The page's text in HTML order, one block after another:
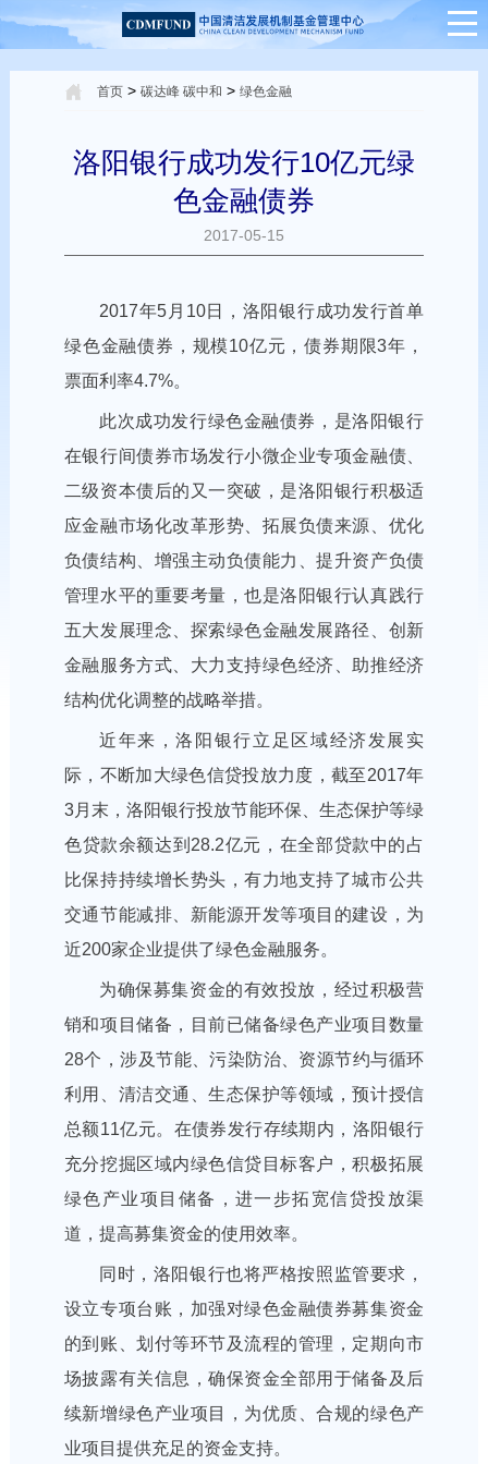
首页> 碳达峰 碳中和 > 绿色金融
洛阳银行成功发行10亿元绿
色金融债券
2017-05-15
2017年5月10日，洛阳银行成功发行首单
绿色金融债券，规模10亿元，债券期限3年，
票面利率4.7%。
此次成功发行绿色金融债券，是洛阳银行
在银行间债券市场发行小微企业专项金融债、
二级资本债后的又一突破，是洛阳银行积极适
应金融市场化改革形势、拓展负债来源、优化
负债结构、增强主动负债能力、提升资产负债
管理水平的重要考量，也是洛阳银行认真践行
五大发展理念、探索绿色金融发展路径、创新
金融服务方式、大力支持绿色经济、助推经济
结构优化调整的战略举措。
近年来，洛阳银行立足区域经济发展实
际，不断加大绿色信贷投放力度，截至2017年
3月末，洛阳银行投放节能环保、生态保护等绿
色贷款余额达到28.2亿元，在全部贷款中的占
比保持持续增长势头，有力地支持了城市公共
交通节能减排、新能源开发等项目的建设，为
近200家企业提供了绿色金融服务。
为确保募集资金的有效投放，经过积极营
销和项目储备，目前已储备绿色产业项目数量
28个，涉及节能、污染防治、资源节约与循环
利用、清洁交通、生态保护等领域，预计授信
总额11亿元。在债券发行存续期内，洛阳银行
充分挖掘区域内绿色信贷目标客户，积极拓展
绿色产业项目储备，进一步拓宽信贷投放渠
道，提高募集资金的使用效率。
同时，洛阳银行也将严格按照监管要求，
设立专项台账，加强对绿色金融债券募集资金
的到账、划付等环节及流程的管理，定期向市
场披露有关信息，确保资金全部用于储备及后
续新增绿色产业项目，为优质、合规的绿色产
业项目提供充足的资金支持。